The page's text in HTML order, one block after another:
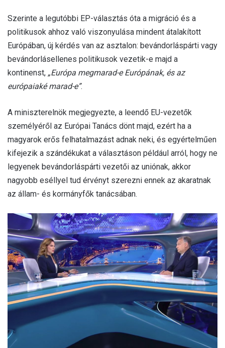
Szerinte a legutóbbi EP-választás óta a migráció és a
politikusok ahhoz való viszonyulása mindent átalakított
Európában, új kérdés van az asztalon: bevándorláspárti vagy
bevándorlásellenes politikusok vezetik-e majd a
kontinenst, „Európa megmarad-e Európának, és az
európaiaké marad-e”.
A miniszterelnök megjegyezte, a leendő EU-vezetők
személyéről az Európai Tanács dönt majd, ezért ha a
magyarok erős felhatalmazást adnak neki, és egyértelműen
kifejezik a szándékukat a választáson például arról, hogy ne
legyenek bevándorláspárti vezetői az uniónak, akkor
nagyobb eséllyel tud érvényt szerezni ennek az akaratnak
az állam- és kormányfők tanácsában.